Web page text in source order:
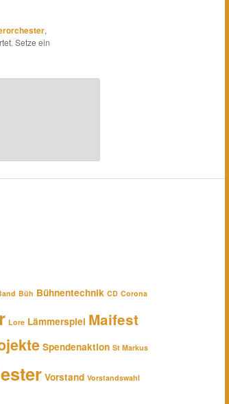
,
Setze ein
Büh Bühnentechnik CD Corona
Lore Lämmerspiel Maifest
Spendenaktion St Markus
Vorstand Vorstandswahl